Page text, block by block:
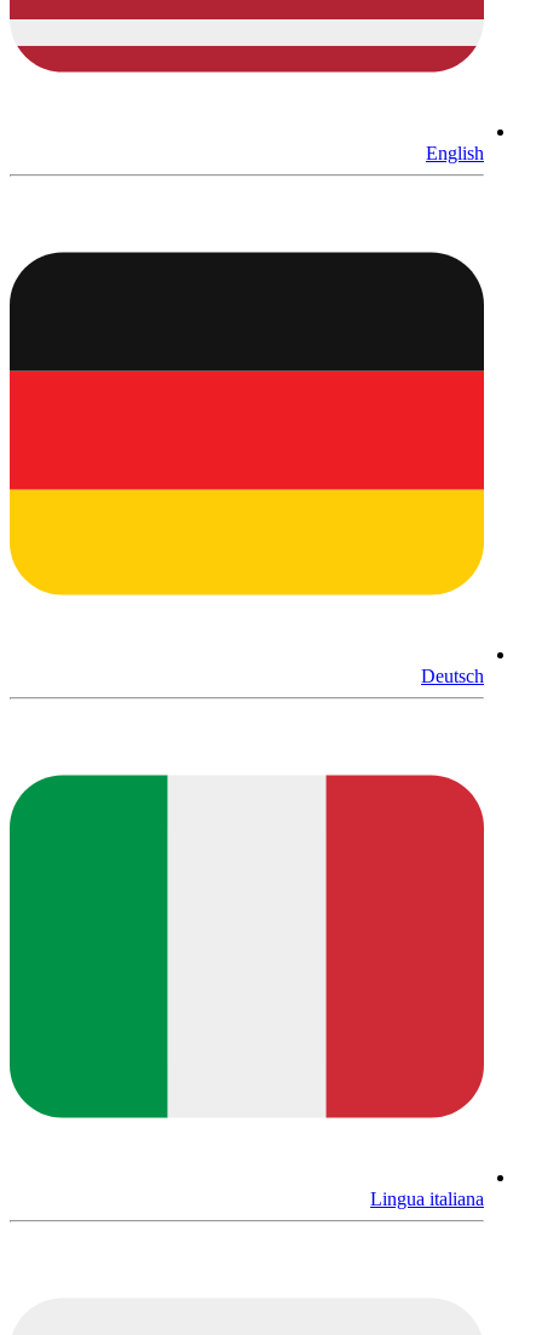
English
Deutsch
Lingua italiana